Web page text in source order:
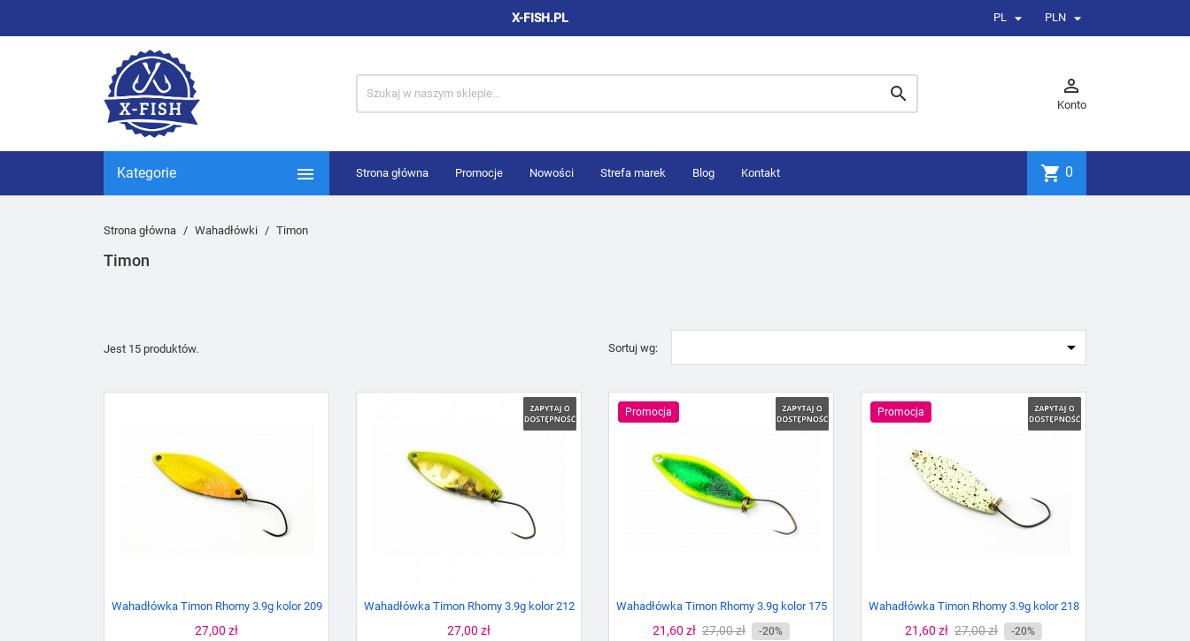
X-FISH.PL PL  PLN 
 
Konto
Kategorie  Strona główna Promocje Nowości Strefa marek Blog Kontakt shopping_cart 0
Strona główna Wahadłówki Timon
Timon
Jest 15 produktów. Sortuj wg: 
Wahadłówka Timon Rhomy 3.9g kolor 209
Cena
27,00 zł
Wahadłówka Timon Rhomy 3.9g kolor 212
Cena
27,00 zł
Promocja
Wahadłówka Timon Rhomy 3.9g kolor 175
Cena
21,60 zł Cena
27,00 zł -20%
Promocja
Wahadłówka Timon Rhomy 3.9g kolor 218
Cena
21,60 zł Cena
27,00 zł -20%